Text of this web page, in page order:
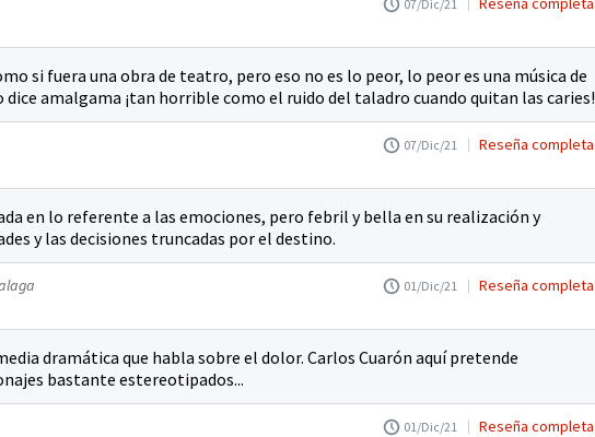
07/Dic/21
si fuera una obra de teatro, pero eso no es lo peor, lo peor es una música de
amalgama ¡tan horrible como el ruido del taladro cuando quitan las caries!
07/Dic/21 Reseña completa
en lo referente a las emociones, pero febril y bella en su realización y
y las decisiones truncadas por el destino.
01/Dic/21 Reseña completa
dramática que habla sobre el dolor. Carlos Cuarón aquí pretende
bastante estereotipados...
01/Dic/21 Reseña completa